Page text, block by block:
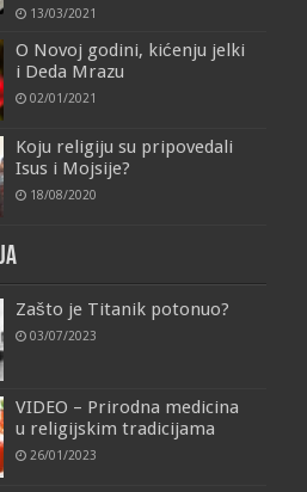
13/03/2021
O Novoj godini, kićenju jelki
i Deda Mrazu
02/01/2021
Koju religiju su pripovedali
Isus i Mojsije?
18/08/2020
Zašto je Titanik potonuo?
03/07/2023
VIDEO – Prirodna medicina
u religijskim tradicijama
26/01/2023